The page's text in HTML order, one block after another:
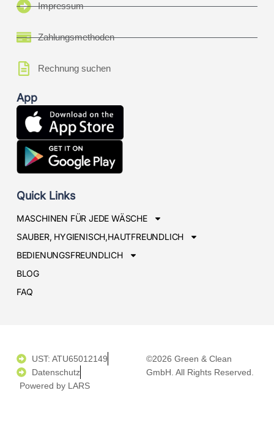
Impressum
Zahlungsmethoden
Rechnung suchen
App
Quick Links
MASCHINEN FÜR JEDE WÄSCHE
SAUBER, HYGIENISCH,HAUTFREUNDLICH
BEDIENUNGSFREUNDLICH
BLOG
FAQ
UST: ATU65012149
Datenschutz
Powered by LARS
©2026 Green & Clean
GmbH. All Rights Reserved.